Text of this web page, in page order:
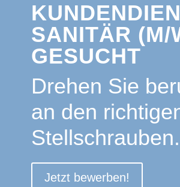
SANITÄR (M/
GESUCHT
Drehen Sie
an den
Stellschrauben.
Jetzt bewerben!